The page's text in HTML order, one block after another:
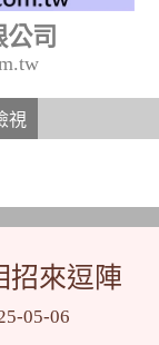
司
視
招來逗陣
05-06